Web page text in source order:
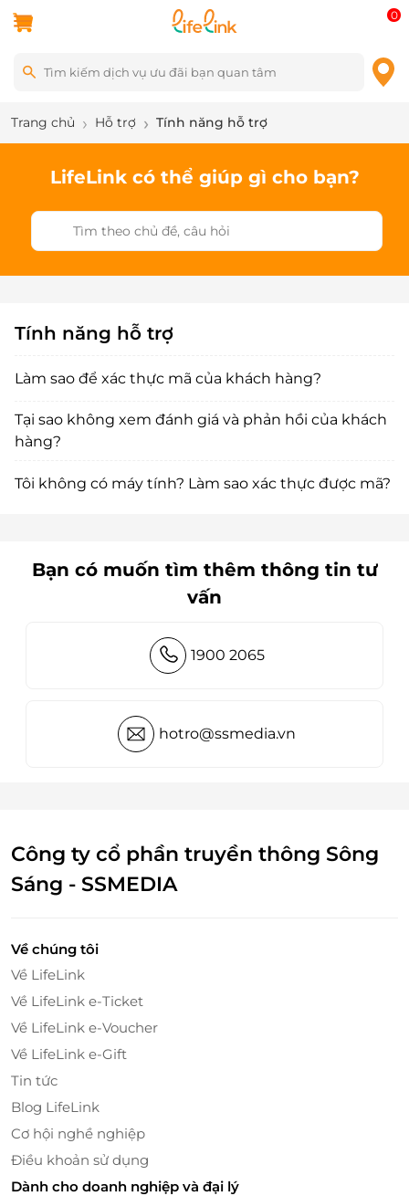
0
Trang chủ Hỗ trợ Tính năng hỗ trợ
LifeLink có thể giúp gì cho bạn?
Tính năng hỗ trợ
Làm sao để xác thực mã của khách hàng?
Tại sao không xem đánh giá và phản hồi của khách
hàng?
Tôi không có máy tính? Làm sao xác thực được mã?
Bạn có muốn tìm thêm thông tin tư
vấn
1900 2065
hotro@ssmedia.vn
Công ty cổ phần truyền thông Sông
Sáng - SSMEDIA
Về chúng tôi
Về LifeLink
Về LifeLink e-Ticket
Về LifeLink e-Voucher
Về LifeLink e-Gift
Tin tức
Blog LifeLink
Cơ hội nghề nghiệp
Điều khoản sử dụng
Dành cho doanh nghiệp và đại lý